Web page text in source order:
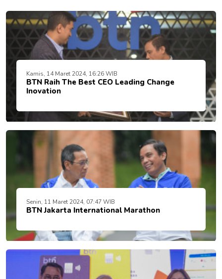
Kamis, 14 Maret 2024, 16:26 WIB
BTN Raih The Best CEO Leading Change
Inovation
Senin, 11 Maret 2024, 07:47 WIB
BTN Jakarta International Marathon